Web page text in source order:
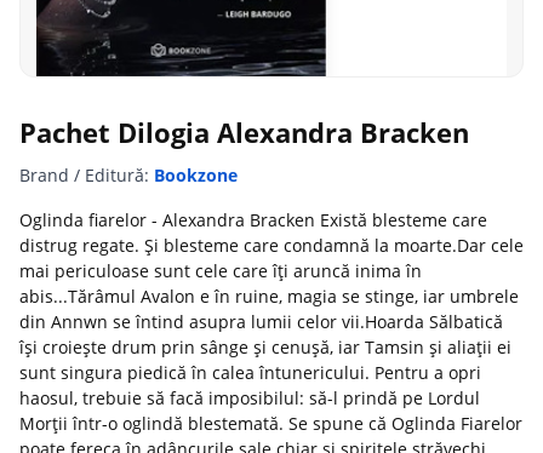
Pachet Dilogia Alexandra Bracken
Brand / Editură: Bookzone
Oglinda fiarelor - Alexandra Bracken Există blesteme care
distrug regate. Și blesteme care condamnă la moarte.Dar cele
mai periculoase sunt cele care îți aruncă inima în
abis...Tărâmul Avalon e în ruine, magia se stinge, iar umbrele
din Annwn se întind asupra lumii celor vii.Hoarda Sălbatică
își croiește drum prin sânge și cenușă, iar Tamsin și aliații ei
sunt singura piedică în calea întunericului. Pentru a opri
haosul, trebuie să facă imposibilul: să-l prindă pe Lordul
Morții într-o oglindă blestemată. Se spune că Oglinda Fiarelor